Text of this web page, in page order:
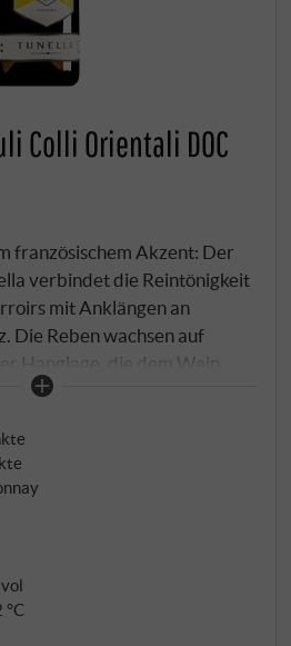
Colli Orientali DOC
französischem Akzent: Der
verbindet die Reintönigkeit
mit Anklängen an
Die Reben wachsen auf
Hanglage, die dem Wein
verleihen. Im Glas ein helles
geröstete Haselnuss und
harmonisch, mit
Säure und subtiler
charmanter
Herkunftsausdruck und
°C